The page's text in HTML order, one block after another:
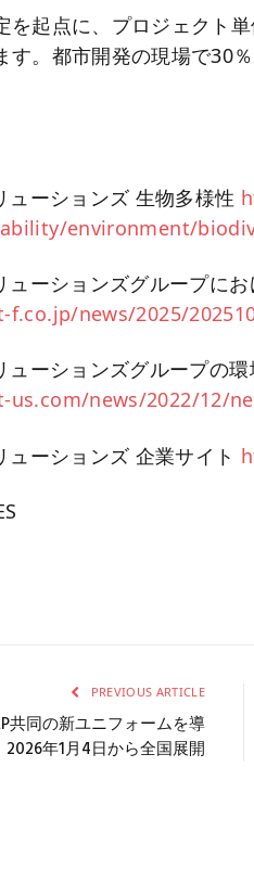
を起点に、プロジェクト
す。都市開発の現場で30
ューションズ 生物多様性
environment/
ューションズグループに
news/2025/
ューションズグループの
news/2022/12/
ューションズ 企業サイト
PREVIOUS ARTICLE
共同の新ユニフォームを導
年1月4日から全国展開